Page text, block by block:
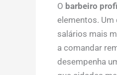
O barbeiro
elementos.
salários mais
a comandar
desempenha